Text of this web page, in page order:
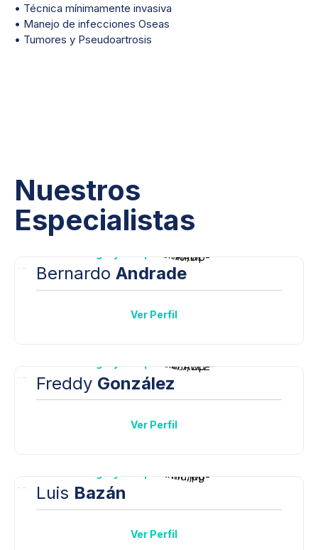
• Técnica mínimamente invasiva
• Manejo de infecciones Oseas
• Tumores y Pseudoartrosis
Nuestros
Especialistas
Bernardo Andrade
Ver Perfil
Freddy González
Ver Perfil
Luis Bazán
Ver Perfil